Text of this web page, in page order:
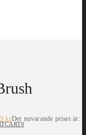
CART0
krDet nuvarande priset är: